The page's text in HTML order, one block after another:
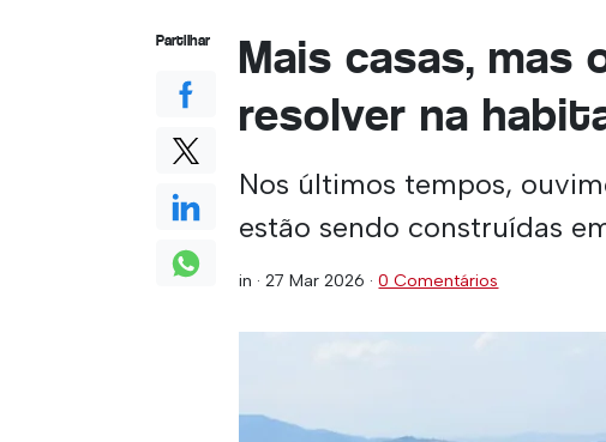
Mais casas, mas
resolver na
Nos últimos tempos,
estão sendo construídas
in ·27 Mar 2026 ·0 Comentários
Partilhar